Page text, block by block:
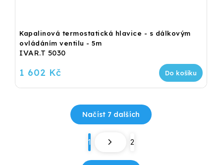
Kapalinová termostatická hlavice - s dálkovým
ovládáním ventilu - 5m
IVAR.T 5030
1 602 Kč Do košíku
Načíst 7 dalších
1 2